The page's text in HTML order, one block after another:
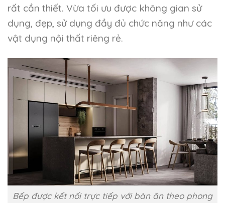
rất cần thiết. Vừa tối ưu được không gian sử
dụng, đẹp, sử dụng đầy đủ chức năng như các
vật dụng nội thất riêng rẻ.
Bếp được kết nối trực tiếp với bàn ăn theo phong